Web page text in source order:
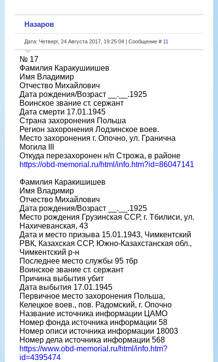
Назаров
Дата: Четверг, 24 Августа 2017, 19:25:04 | Сообщение # 11
№ 17
Фамилия Каракушиишев
Имя Владимир
Отчество Михайлович
Дата рождения/Возраст __.__.1925
Воинское звание ст. сержант
Дата смерти 17.01.1945
Страна захоронения Польша
Регион захоронения Лодзинское воев.
Место захоронения г. Опочно, ул. Гранична
Могила III
Откуда перезахоронен н/п Строжа, в районе
https://obd-memorial.ru/html/info.htm?id=86047141
Фамилия Каракишишев
Имя Владимир
Отчество Михайлович
Дата рождения/Возраст __.__.1925
Место рождения Грузинская ССР, г. Тбилиси, ул.
Нахичеванская, 43
Дата и место призыва 15.01.1943, Чимкентский
РВК, Казахская ССР, Южно-Казахстанская обл.,
Чимкентский р-н
Последнее место службы 95 тбр
Воинское звание ст. сержант
Причина выбытия убит
Дата выбытия 17.01.1945
Первичное место захоронения Польша,
Келецкое воев., пов. Радомский, г. Опочно
Название источника информации ЦАМО
Номер фонда источника информации 58
Номер описи источника информации 18003
Номер дела источника информации 568
https://www.obd-memorial.ru/html/info.htm?
id=4395474